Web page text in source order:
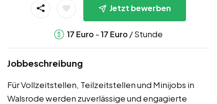
Jetzt bewerben
17 Euro -17 Euro / Stunde
Jobbeschreibung
Für Vollzeitstellen, Teilzeitstellen und Minijobs in
Walsrode werden zuverlässige und engagierte